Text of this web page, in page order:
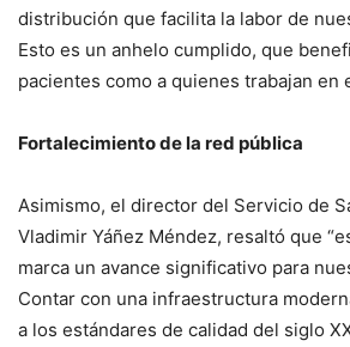
distribución que facilita la labor de
Esto es un anhelo cumplido, que
pacientes como a quienes trabajan en
Fortalecimiento de la red pública
Asimismo, el director del Servicio de
Vladimir Yáñez Méndez, resaltó que
marca un avance significativo para
Contar con una infraestructura
a los estándares de calidad del siglo